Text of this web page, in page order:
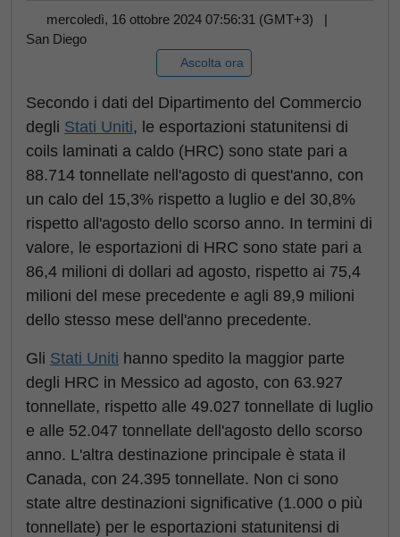
mercoledì, 16 ottobre 2024 07:56:31 (GMT+3) |
San Diego
Ascolta ora
Secondo i dati del Dipartimento del Commercio
degli Stati Uniti, le esportazioni statunitensi di
coils laminati a caldo (HRC) sono state pari a
88.714 tonnellate nell'agosto di quest'anno, con
un calo del 15,3% rispetto a luglio e del 30,8%
rispetto all'agosto dello scorso anno. In termini di
valore, le esportazioni di HRC sono state pari a
86,4 milioni di dollari ad agosto, rispetto ai 75,4
milioni del mese precedente e agli 89,9 milioni
dello stesso mese dell'anno precedente.
Gli Stati Uniti hanno spedito la maggior parte
degli HRC in Messico ad agosto, con 63.927
tonnellate, rispetto alle 49.027 tonnellate di luglio
e alle 52.047 tonnellate dell'agosto dello scorso
anno. L'altra destinazione principale è stata il
Canada, con 24.395 tonnellate. Non ci sono
state altre destinazioni significative (1.000 o più
tonnellate) per le esportazioni statunitensi di